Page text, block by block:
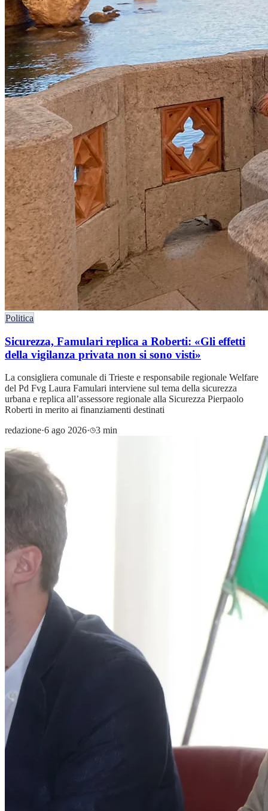
Politica
Sicurezza, Famulari replica a Roberti: «Gli effetti
della vigilanza privata non si sono visti»
La consigliera comunale di Trieste e responsabile regionale Welfare
del Pd Fvg Laura Famulari interviene sul tema della sicurezza
urbana e replica all’assessore regionale alla Sicurezza Pierpaolo
Roberti in merito ai finanziamenti destinati
redazione·6 ago 2026· 3 min